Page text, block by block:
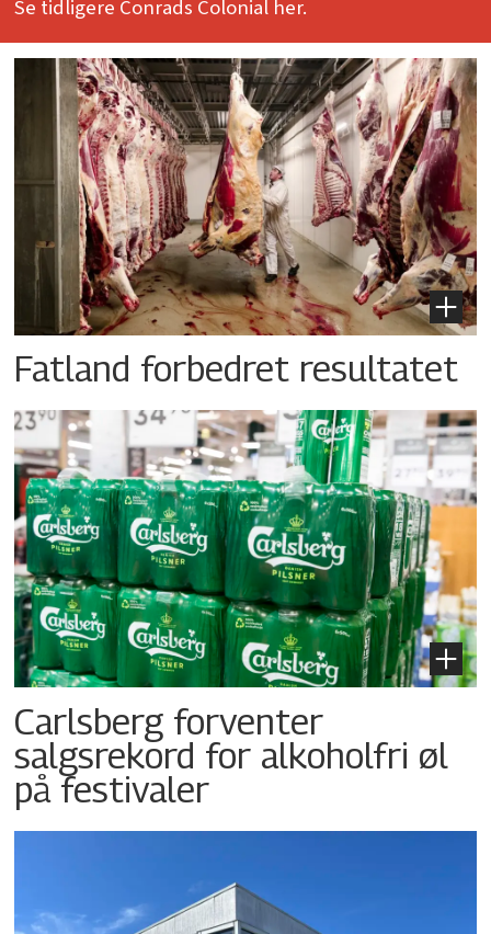
Se tidligere Conrads Colonial her.
Fatland forbedret resultatet
Carlsberg forventer
salgsrekord for alkoholfri øl
på festivaler